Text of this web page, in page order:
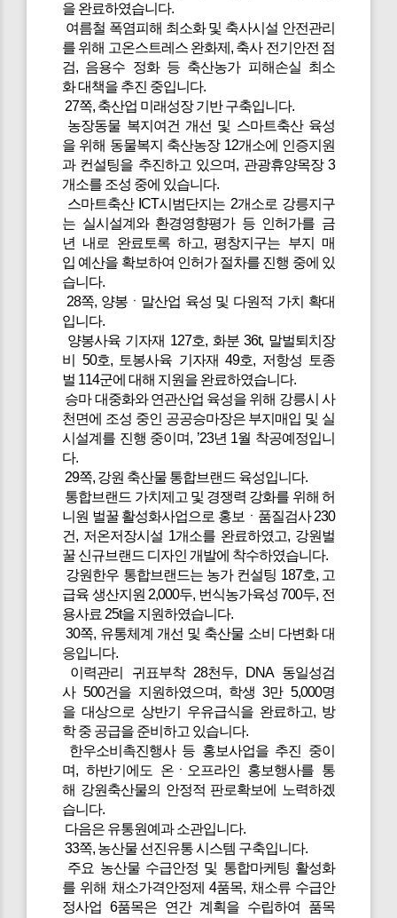
을 완료하였습니다.
여름철 폭염피해 최소화 및 축사시설 안전관리
를 위해 고온스트레스 완화제, 축사 전기안전 점
검, 음용수 정화 등 축산농가 피해손실 최소
화 대책을 추진 중입니다.
27쪽, 축산업 미래성장 기반 구축입니다.
농장동물 복지여건 개선 및 스마트축산 육성
을 위해 동물복지 축산농장 12개소에 인증지원
과 컨설팅을 추진하고 있으며, 관광휴양목장 3
개소를 조성 중에 있습니다.
스마트축산 ICT시범단지는 2개소로 강릉지구
는 실시설계와 환경영향평가 등 인허가를 금
년 내로 완료토록 하고, 평창지구는 부지 매
입 예산을 확보하여 인허가 절차를 진행 중에 있
습니다.
28쪽, 양봉ㆍ말산업 육성 및 다원적 가치 확대
입니다.
양봉사육 기자재 127호, 화분 36t, 말벌퇴치장
비 50호, 토봉사육 기자재 49호, 저항성 토종
벌 114군에 대해 지원을 완료하였습니다.
승마 대중화와 연관산업 육성을 위해 강릉시 사
천면에 조성 중인 공공승마장은 부지매입 및 실
시설계를 진행 중이며, ’23년 1월 착공예정입니
다.
29쪽, 강원 축산물 통합브랜드 육성입니다.
통합브랜드 가치제고 및 경쟁력 강화를 위해 허
니원 벌꿀 활성화사업으로 홍보ㆍ품질검사 230
건, 저온저장시설 1개소를 완료하였고, 강원벌
꿀 신규브랜드 디자인 개발에 착수하였습니다.
강원한우 통합브랜드는 농가 컨설팅 187호, 고
급육 생산지원 2,000두, 번식농가육성 700두, 전
용사료 25t을 지원하였습니다.
30쪽, 유통체계 개선 및 축산물 소비 다변화 대
응입니다.
이력관리 귀표부착 28천두, DNA 동일성검
사 500건을 지원하였으며, 학생 3만 5,000명
을 대상으로 상반기 우유급식을 완료하고, 방
학 중 공급을 준비하고 있습니다.
한우소비촉진행사 등 홍보사업을 추진 중이
며, 하반기에도 온ㆍ오프라인 홍보행사를 통
해 강원축산물의 안정적 판로확보에 노력하겠
습니다.
다음은 유통원예과 소관입니다.
33쪽, 농산물 선진유통 시스템 구축입니다.
주요 농산물 수급안정 및 통합마케팅 활성화
를 위해 채소가격안정제 4품목, 채소류 수급안
정사업 6품목은 연간 계획을 수립하여 품목